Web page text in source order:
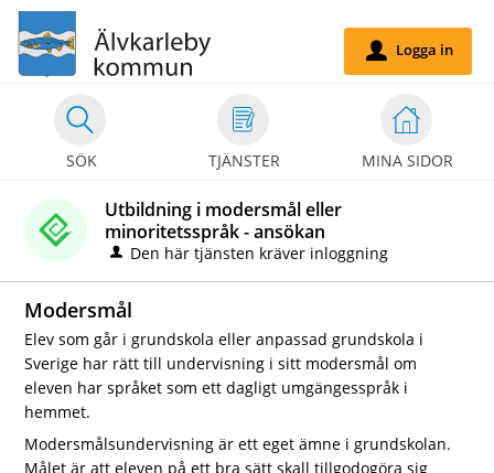
Välkommen
till
självservice
Älvakarleby
kommun
SÖK TJÄNSTER MINA SIDOR
u Logga in
Utbildning i modersmål eller
minoritetsspråk - ansökan
Den här tjänsten kräver inloggning
Modersmål
Elev som går i grundskola eller anpassad grundskola i
Sverige har rätt till undervisning i sitt modersmål om
eleven har språket som ett dagligt umgängesspråk i
hemmet.
Modersmålsundervisning är ett eget ämne i grundskolan.
Målet är att eleven på ett bra sätt skall tillgodogöra sig